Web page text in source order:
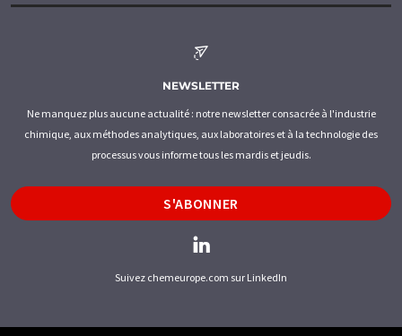
NEWSLETTER
Ne manquez plus aucune actualité : notre newsletter consacrée à l'industrie
chimique, aux méthodes analytiques, aux laboratoires et à la technologie des
processus vous informe tous les mardis et jeudis.
S'ABONNER
Suivez chemeurope.com sur LinkedIn